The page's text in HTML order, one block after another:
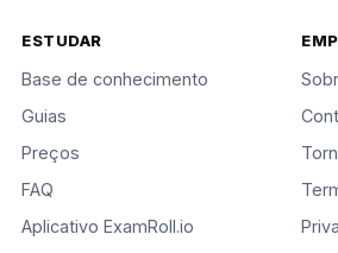
ESTUDAR
Base de conhecimento
Guias
Preços
FAQ
Aplicativo ExamRoll.io